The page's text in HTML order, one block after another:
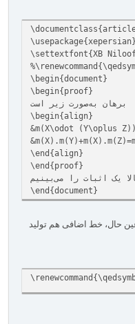
‎\usepackage{xepersian}‎
‎\settextfont{XB
‎\begin{document}‎
‎\begin{proof}‎
برهان به‌صورت زیر است
‎\begin{align}‎
‎&m(X\odot (Y\oplus
‎\end{align}‎
‎\end{proof}‎
‎\end{document}
حال، خط اضافی هم تولید